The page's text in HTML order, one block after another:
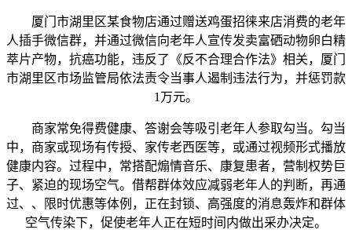
厦门市湖里区某食物店通过赠送鸡蛋招徕来店消费的老年
人插手微信群，并通过微信向老年人宣传发卖富硒动物卵白精
萃片产物，抗癌功能，违反了《反不合理合作法》相关，厦门
市湖里区市场监管局依法责令当事人遏制违法行为，并惩罚款
1万元。
商家常免得费健康、答谢会等吸引老年人参取勾当。勾当
中，商家或现场有传授、家传老西医等，或通过视频形式播放
健康内容。过程中，常搭配煽情音乐、康复患者，营制权势巨
子、紧迫的现场空气。借帮群体效应减弱老年人的判断，再通
过、、限时优惠等体例，正在封锁、高强度的消息轰炸和群体
空气传染下，促使老年人正在短时间内做出采办决定。